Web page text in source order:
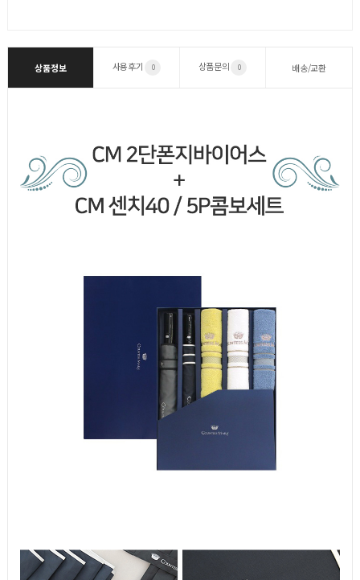
상품정보 사용후기 0 상품문의 0 배송/교환